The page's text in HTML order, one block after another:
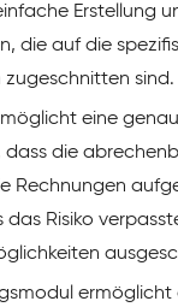
Erstellung
die auf die
sind.
eine
dass die
Rechnungen
das Risiko
ermöglicht